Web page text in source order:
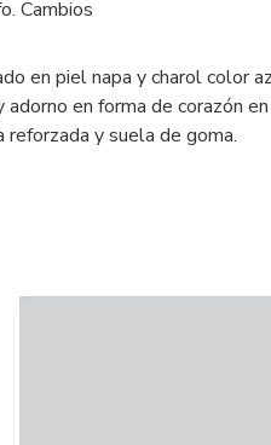
Cambios
en piel napa y charol color
en forma de corazón
y suela de goma.